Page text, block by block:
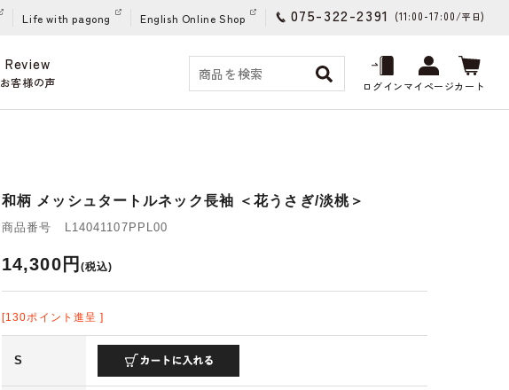
Life with pagong English Online Shop 075-322-2391 (11:00-17:00/平日)
Review
お客様の声 ログインマイページカート
和柄 メッシュタートルネック長袖 ＜花うさぎ/淡桃＞
商品番号 L14041107PPL00
14,300円 (税込)
[130ポイント進呈 ]
S